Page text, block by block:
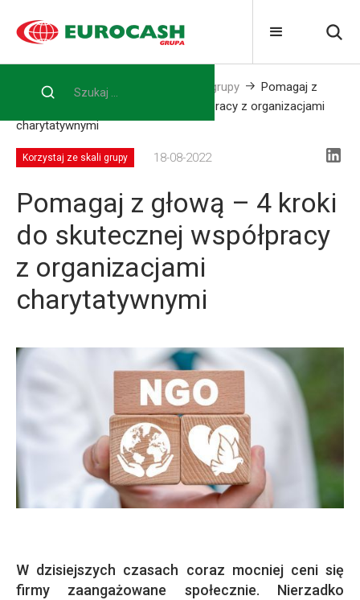
Home Blog Korzystaj ze skali grupy
Pomagaj z
głową – 4 kroki do skutecznej współpracy z organizacjami
charytatywnymi
Korzystaj ze skali grupy 18-08-2022
Pomagaj z głową – 4 kroki
do skutecznej współpracy
z organizacjami
charytatywnymi
W dzisiejszych czasach coraz mocniej ceni się
firmy zaangażowane społecznie. Nierzadko